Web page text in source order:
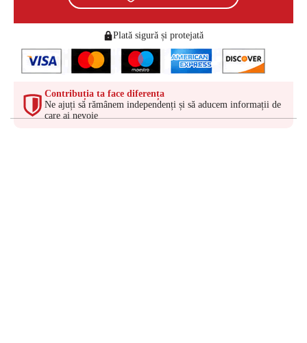
Plată sigură și protejată
Contribuția ta face diferența
Ne ajuți să rămânem independenți și să aducem informații de
care ai nevoie